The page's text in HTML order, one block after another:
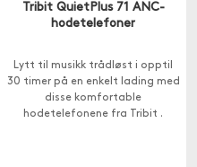
Tribit QuietPlus 71 ANC-
hodetelefoner
Lytt til musikk trådløst i opptil
30 timer på en enkelt lading med
disse komfortable
hodetelefonene fra Tribit .